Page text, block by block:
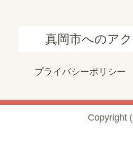
真岡市へのア
プライバシーポリシー
Copyright